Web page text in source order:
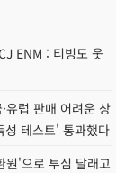
ENM : 티빙도 웃
유럽 판매 어려운 상
성 테스트' 통과했다
원'으로 투심 달래고